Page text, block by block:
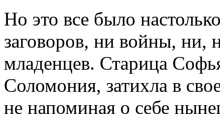
Но это все было
заговоров, ни войны, ни,
младенцев. Старица
Соломония, затихла в
не напоминая о себе